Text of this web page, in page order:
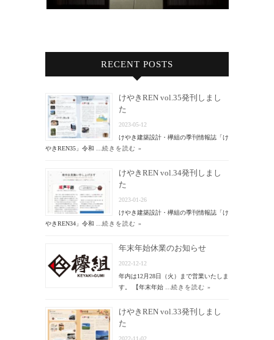
RECENT POSTS
けやきREN vol.35発刊しまし
た
2023-05-12
けやき建築設計・欅組の季刊情報誌「け
やきREN35」令和 … 続きを読む »
けやきREN vol.34発刊しまし
た
2023-01-26
けやき建築設計・欅組の季刊情報誌「け
やきREN34」令和 … 続きを読む »
年末年始休業のお知らせ
2022-12-12
年内は12月28日（火）まで営業いたしま
す。 【年末年始 … 続きを読む »
けやきREN vol.33発刊しまし
た
2022-11-02